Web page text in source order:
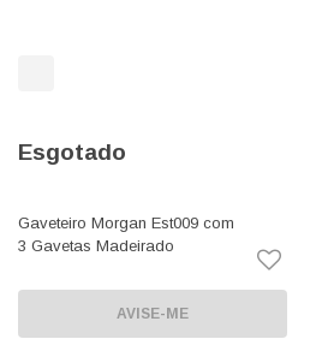
Esgotado
Gaveteiro Morgan Est009 com
3 Gavetas Madeirado
AVISE-ME